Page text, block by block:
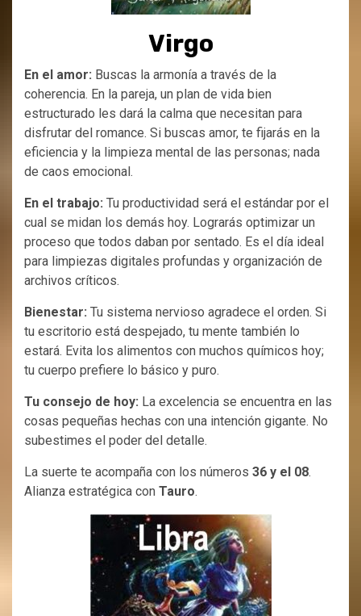
Virgo
En el amor: Buscas la armonía a través de la
coherencia. En la pareja, un plan de vida bien
estructurado les dará la calma que necesitan para
disfrutar del romance. Si buscas amor, te fijarás en la
eficiencia y la limpieza mental de las personas; nada
de caos emocional.
En el trabajo: Tu productividad será el estándar por el
cual se midan los demás hoy. Lograrás optimizar un
proceso que todos daban por sentado. Es el día ideal
para limpiezas digitales profundas y organización de
archivos críticos.
Bienestar: Tu sistema nervioso agradece el orden. Si
tu escritorio está despejado, tu mente también lo
estará. Evita los alimentos con muchos químicos hoy;
tu cuerpo prefiere lo básico y puro.
Tu consejo de hoy: La excelencia se encuentra en las
cosas pequeñas hechas con una intención gigante. No
subestimes el poder del detalle.
La suerte te acompaña con los números 36 y el 08.
Alianza estratégica con Tauro.